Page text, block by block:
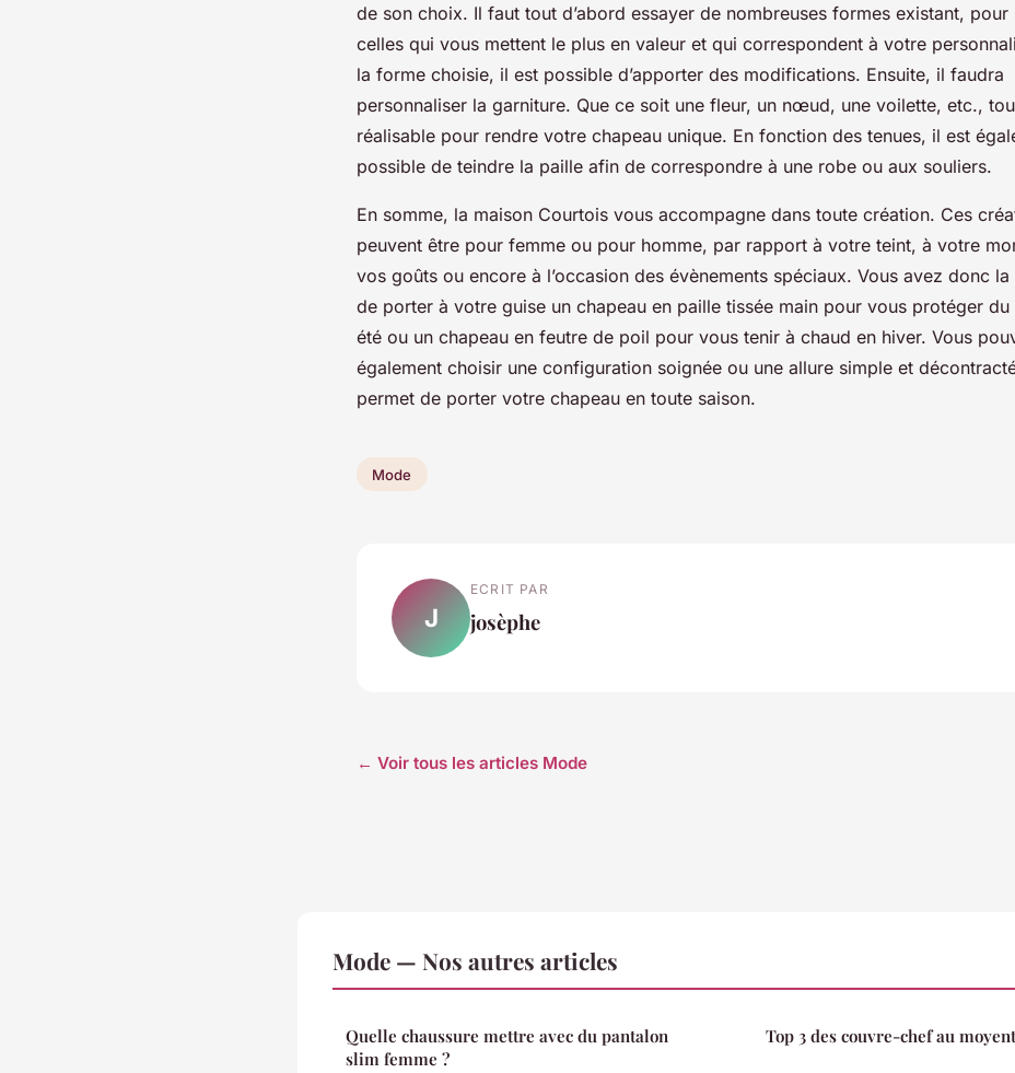
de son choix. Il faut tout d’abord essayer de nombreuses formes existant, pour
celles qui vous mettent le plus en valeur et qui correspondent à votre
la forme choisie, il est possible d’apporter des modifications. Ensuite, il faudra
personnaliser la garniture. Que ce soit une fleur, un nœud, une voilette, etc.,
réalisable pour rendre votre chapeau unique. En fonction des tenues, il est
possible de teindre la paille afin de correspondre à une robe ou aux souliers.
En somme, la maison Courtois vous accompagne dans toute création. Ces
peuvent être pour femme ou pour homme, par rapport à votre teint, à votre
vos goûts ou encore à l’occasion des évènements spéciaux. Vous avez donc
de porter à votre guise un chapeau en paille tissée main pour vous protéger
été ou un chapeau en feutre de poil pour vous tenir à chaud en hiver. Vous
également choisir une configuration soignée ou une allure simple et
permet de porter votre chapeau en toute saison.
Mode
J
ECRIT PAR
josèphe
← Voir tous les articles Mode
Mode — Nos autres articles
Quelle chaussure mettre avec du pantalon
slim femme ?
Top 3 des couvre-chef au